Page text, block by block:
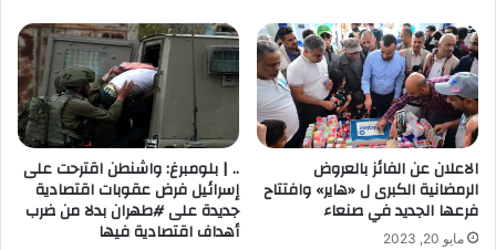
الاعلان عن الفائز بالعروض
الرمضانية الكبرى ل «هاير» وافتتاح
فرعها الجديد في صنعاء
مايو 20, 2023
.. | بلومبرغ: واشنطن اقترحت على
إسرائيل فرض عقوبات اقتصادية
جديدة على #طهران بدلا من ضرب
أهداف اقتصادية فيها